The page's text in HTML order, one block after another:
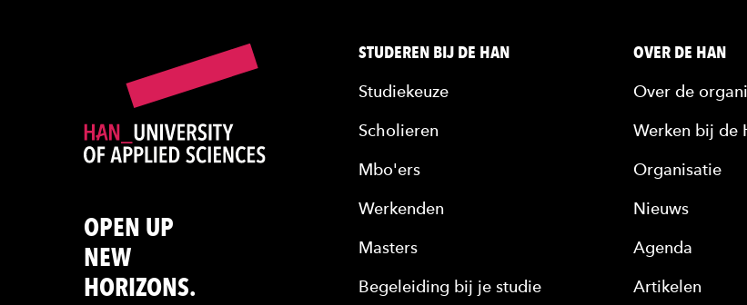
OPEN UP
NEW
HORIZONS.
STUDEREN BIJ DE HAN
Studiekeuze
Scholieren
Mbo'ers
Werkenden
Masters
Begeleiding bij je studie
OVER DE HAN
Over de
Werken bij de
Organisatie
Nieuws
Agenda
Artikelen